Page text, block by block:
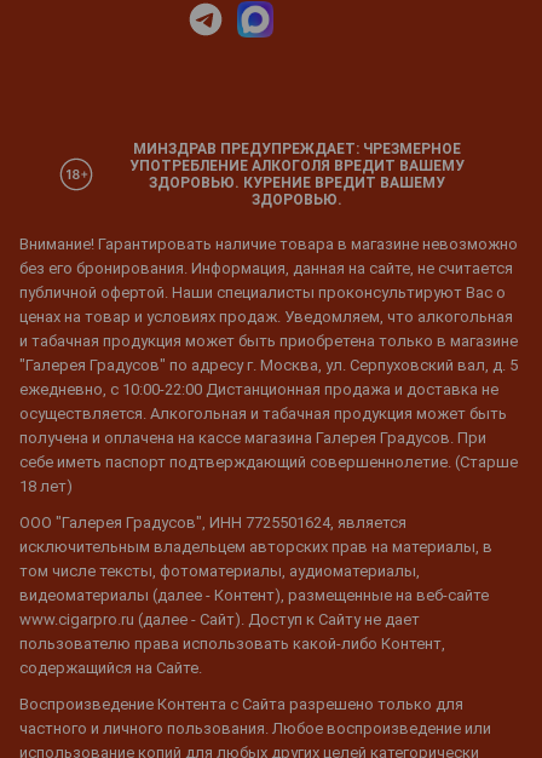
МИНЗДРАВ ПРЕДУПРЕЖДАЕТ: ЧРЕЗМЕРНОЕ
УПОТРЕБЛЕНИЕ АЛКОГОЛЯ ВРЕДИТ ВАШЕМУ
ЗДОРОВЬЮ. КУРЕНИЕ ВРЕДИТ ВАШЕМУ
ЗДОРОВЬЮ.
Внимание! Гарантировать наличие товара в магазине невозможно
без его бронирования. Информация, данная на сайте, не считается
публичной офертой. Наши специалисты проконсультируют Вас о
ценах на товар и условиях продаж. Уведомляем, что алкогольная
и табачная продукция может быть приобретена только в магазине
"Галерея Градусов" по адресу г. Москва, ул. Серпуховский вал, д. 5
ежедневно, с 10:00-22:00 Дистанционная продажа и доставка не
осуществляется. Алкогольная и табачная продукция может быть
получена и оплачена на кассе магазина Галерея Градусов. При
себе иметь паспорт подтверждающий совершеннолетие. (Старше
18 лет)
ООО "Галерея Градусов", ИНН 7725501624, является
исключительным владельцем авторских прав на материалы, в
том числе тексты, фотоматериалы, аудиоматериалы,
видеоматериалы (далее - Контент), размещенные на веб-сайте
www.cigarpro.ru (далее - Сайт). Доступ к Сайту не дает
пользователю права использовать какой-либо Контент,
содержащийся на Сайте.
Воспроизведение Контента с Сайта разрешено только для
частного и личного пользования. Любое воспроизведение или
использование копий для любых других целей категорически